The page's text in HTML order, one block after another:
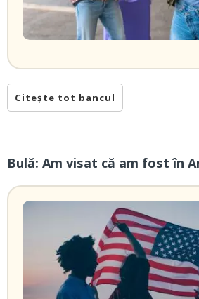
Citește tot bancul
Bulă: Am visat că am fost în